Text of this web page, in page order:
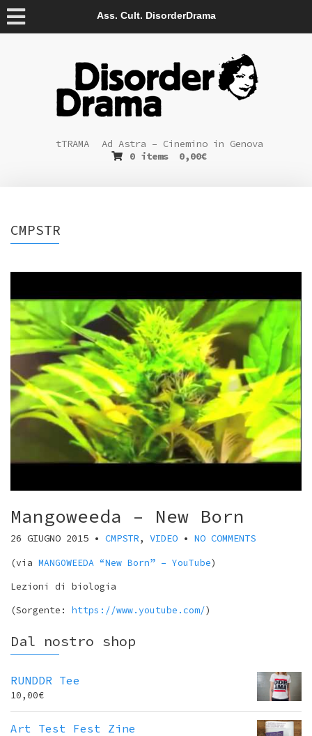
Ass. Cult. DisorderDrama
tTRAMA
Ad Astra – Cinemino in Genova
0 items
0,00€
CMPSTR
Mangoweeda – New Born
26 GIUGNO 2015 • CMPSTR, VIDEO • NO COMMENTS
(via MANGOWEEDA “New Born” – YouTube)
Lezioni di biologia
(Sorgente: https://www.youtube.com/)
Dal nostro shop
RUNDDR Tee
10,00€
Art Test Fest Zine